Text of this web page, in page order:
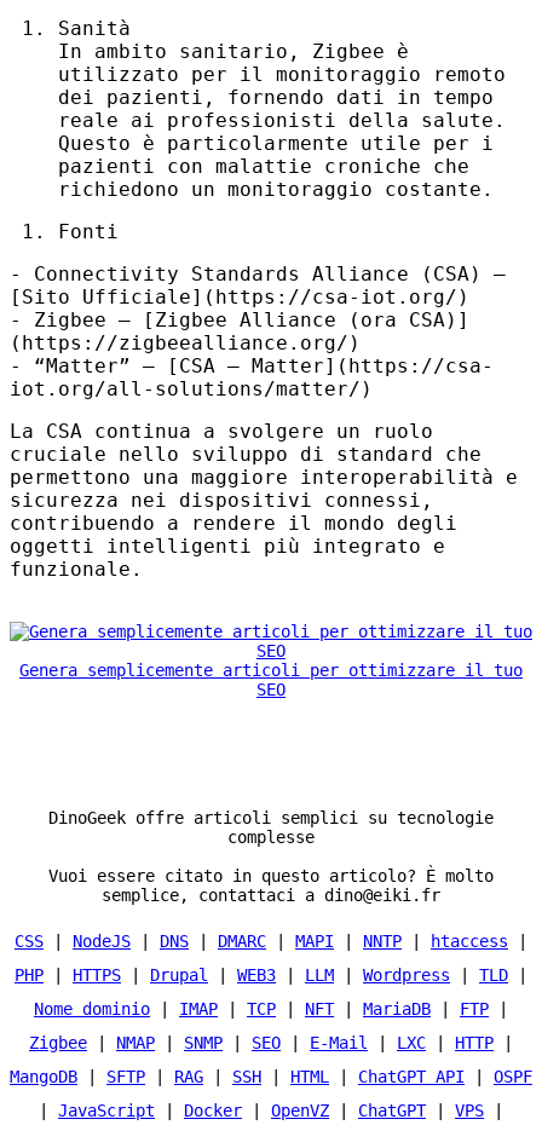
Sanità
In ambito sanitario, Zigbee è
utilizzato per il monitoraggio remoto
dei pazienti, fornendo dati in tempo
reale ai professionisti della salute.
Questo è particolarmente utile per i
pazienti con malattie croniche che
richiedono un monitoraggio costante.
Fonti
- Connectivity Standards Alliance ( CSA) –
[Sito Ufficiale](https://csa-iot.org/)
- Zigbee – [Zigbee Alliance (ora CSA)]
(https://zigbeealliance.org/)
- “Matter” – [CSA – Matter](https://csa-
iot.org/all-solutions/matter/)
La CSA continua a svolgere un ruolo
cruciale nello sviluppo di standard che
permettono una maggiore interoperabilità e
sicurezza nei dispositivi connessi,
contribuendo a rendere il mondo degli
oggetti intelligenti più integrato e
funzionale.
Genera semplicemente articoli per ottimizzare il tuo
SEO
DinoGeek offre articoli semplici su tecnologie
complesse
Vuoi essere citato in questo articolo? È molto
semplice, contattaci a dino@eiki.fr
CSS NodeJS DNS DMARC MAPI NNTP htaccess
PHP
HTTPS Drupal WEB3 LLM Wordpress TLD
Nome dominio
IMAP TCP NFT| MariaDB FTP
Zigbee
NMAP SNMP SEO E-Mail LXC HTTP
MangoDB
SFTP RAG SSH HTML ChatGPT API
OSPF
JavaScript Docker OpenVZ ChatGPT| VPS